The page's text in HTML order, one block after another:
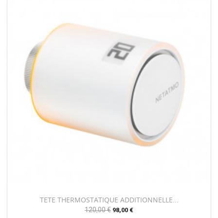
TETE THERMOSTATIQUE ADDITIONNELLE...
Prix
120,00 € Prix
98,00 €